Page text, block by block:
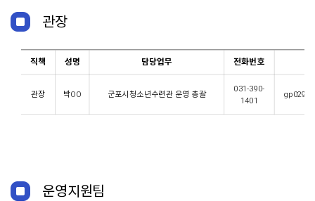
관장
직책 성명 담당업무 전화번호
관장 박OO 군포시청소년수련관 운영 총괄
031-390-
1401
운영지원팀